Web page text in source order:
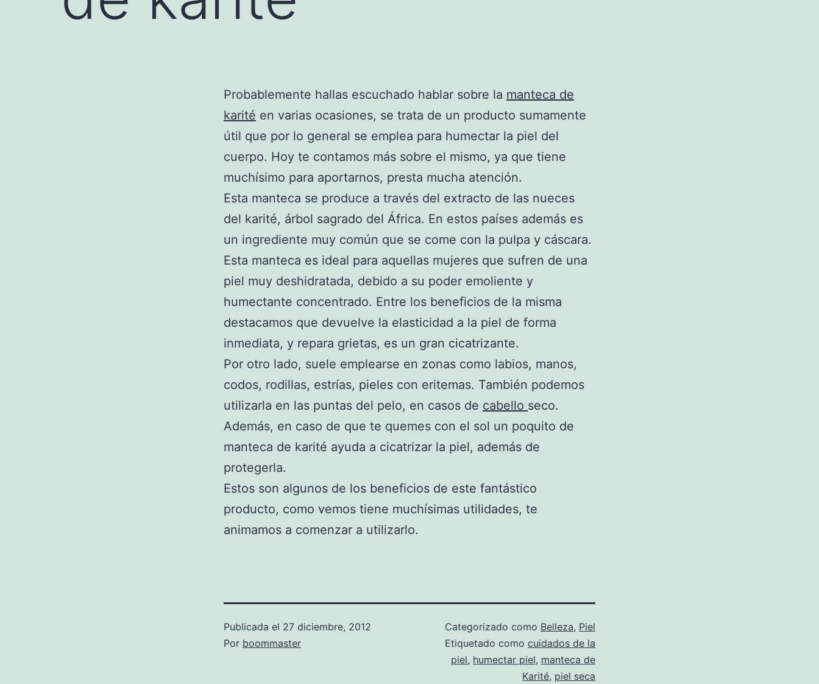
Probablemente hallas escuchado hablar sobre la manteca de
karité en varias ocasiones, se trata de un producto sumamente
útil que por lo general se emplea para humectar la piel del
cuerpo. Hoy te contamos más sobre el mismo, ya que tiene
muchísimo para aportarnos, presta mucha atención.
Esta manteca se produce a través del extracto de las nueces
del karité, árbol sagrado del África. En estos países además es
un ingrediente muy común que se come con la pulpa y cáscara.
Esta manteca es ideal para aquellas mujeres que sufren de una
piel muy deshidratada, debido a su poder emoliente y
humectante concentrado. Entre los beneficios de la misma
destacamos que devuelve la elasticidad a la piel de forma
inmediata, y repara grietas, es un gran cicatrizante.
Por otro lado, suele emplearse en zonas como labios, manos,
codos, rodillas, estrías, pieles con eritemas. También podemos
utilizarla en las puntas del pelo, en casos de cabello seco.
Además, en caso de que te quemes con el sol un poquito de
manteca de karité ayuda a cicatrizar la piel, además de
protegerla.
Estos son algunos de los beneficios de este fantástico
producto, como vemos tiene muchísimas utilidades, te
animamos a comenzar a utilizarlo.
Publicada el 27 diciembre, 2012
Por boommaster
Categorizado como Belleza, Piel
Etiquetado como cuidados de la
piel, humectar piel, manteca de
Karité, piel seca